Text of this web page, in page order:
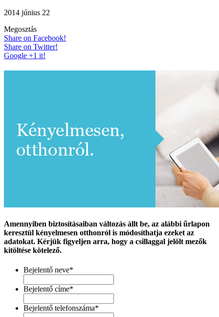
2014 június 22
Megosztás
Share on Facebook!
Share on Twitter!
Google +1 it!
Amennyiben biztosításaiban változás állt be, az alábbi űrlapon
keresztül kényelmesen otthonról is módosíthatja ezeket az
adatokat. Kérjük figyeljen arra, hogy a csillaggal jelölt mezők
kitöltése kötelező.
Bejelentő neve*
Bejelentő címe*
Bejelentő telefonszáma*